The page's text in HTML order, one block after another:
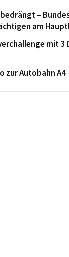
–
am
mit 3
zur Autobahn A4